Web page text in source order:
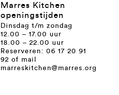
Marres Kitchen
openingstijden
Dinsdag t/m zondag
12.00 – 17.00 uur
18.00 – 22.00 uur
Reserveren: 06 17 20 91
92 of mail
marreskitchen@marres.org